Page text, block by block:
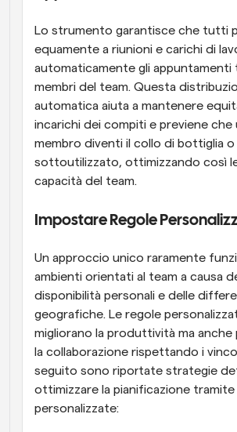
Lo strumento garantisce che tutti
equamente a riunioni e carichi di
automaticamente gli
membri del team. Questa
automatica aiuta a mantenere
incarichi dei compiti e previene che
membro diventi il collo di bottiglia o
sottoutilizzato, ottimizzando così
capacità del team.
Impostare Regole
Un approccio unico raramente
ambienti orientati al team a causa
disponibilità personali e delle
geografiche. Le regole
migliorano la produttività ma anche
la collaborazione rispettando i
seguito sono riportate strategie
ottimizzare la pianificazione
personalizzate: